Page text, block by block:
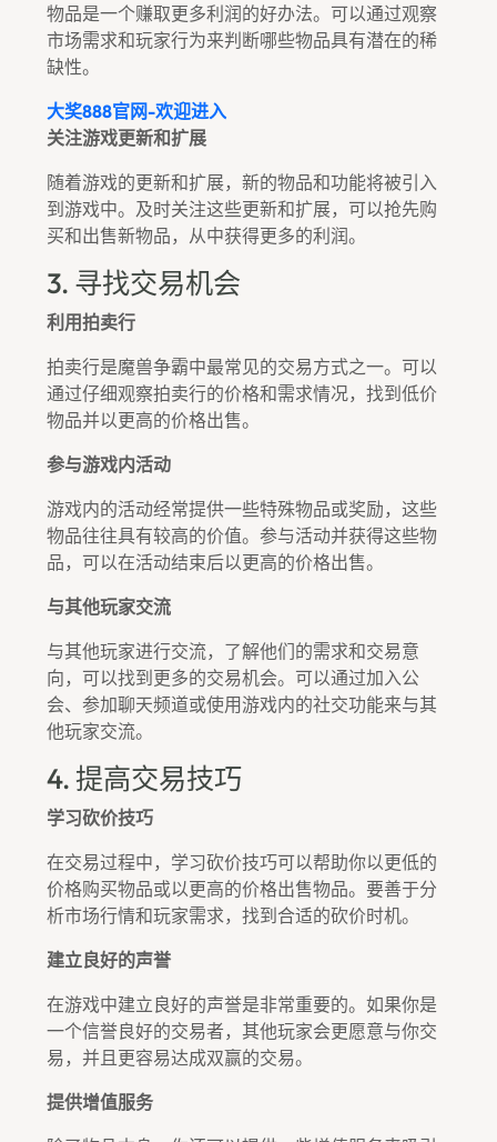
物品是一个赚取更多利润的好办法。可以通过观察
市场需求和玩家行为来判断哪些物品具有潜在的稀
缺性。
大奖888官网-欢迎进入
关注游戏更新和扩展
随着游戏的更新和扩展，新的物品和功能将被引入
到游戏中。及时关注这些更新和扩展，可以抢先购
买和出售新物品，从中获得更多的利润。
3. 寻找交易机会
利用拍卖行
拍卖行是魔兽争霸中最常见的交易方式之一。可以
通过仔细观察拍卖行的价格和需求情况，找到低价
物品并以更高的价格出售。
参与游戏内活动
游戏内的活动经常提供一些特殊物品或奖励，这些
物品往往具有较高的价值。参与活动并获得这些物
品，可以在活动结束后以更高的价格出售。
与其他玩家交流
与其他玩家进行交流，了解他们的需求和交易意
向，可以找到更多的交易机会。可以通过加入公
会、参加聊天频道或使用游戏内的社交功能来与其
他玩家交流。
4. 提高交易技巧
学习砍价技巧
在交易过程中，学习砍价技巧可以帮助你以更低的
价格购买物品或以更高的价格出售物品。要善于分
析市场行情和玩家需求，找到合适的砍价时机。
建立良好的声誉
在游戏中建立良好的声誉是非常重要的。如果你是
一个信誉良好的交易者，其他玩家会更愿意与你交
易，并且更容易达成双赢的交易。
提供增值服务